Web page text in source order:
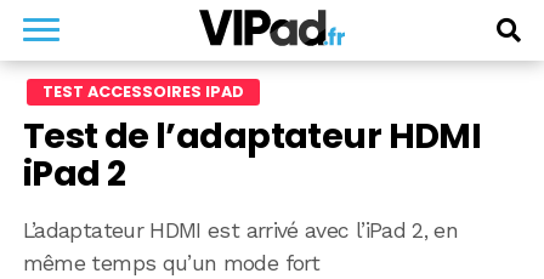
TEST ACCESSOIRES IPAD
Test de l’adaptateur HDMI
iPad 2
L’adaptateur HDMI est arrivé avec l’iPad 2, en
même temps qu’un mode fort